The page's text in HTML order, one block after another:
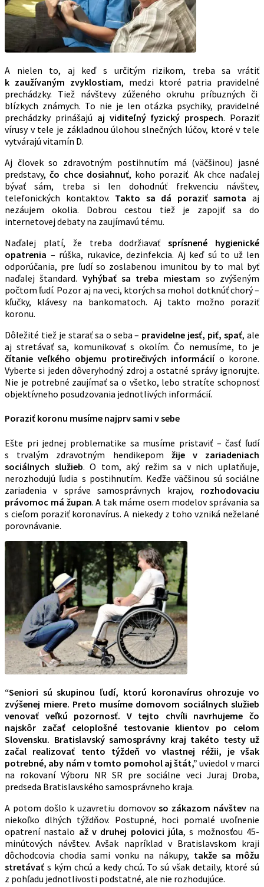
A nielen to, aj keď s určitým rizikom, treba sa vrátiť
k zaužívaným zvyklostiam, medzi ktoré patria pravidelné
prechádzky. Tiež návštevy zúženého okruhu príbuzných či
blízkych známych. To nie je len otázka psychiky, pravidelné
prechádzky prinášajú aj viditeľný fyzický prospech. Poraziť
vírusy v tele je základnou úlohou slnečných lúčov, ktoré v tele
vytvárajú vitamín D.
Aj človek so zdravotným postihnutím má (väčšinou) jasné
predstavy,čo chce dosiahnuť, koho poraziť. Ak chce naďalej
bývať sám, treba si len dohodnúť frekvenciu návštev,
telefonických kontaktov. Takto sa dá poraziť samota aj
nezáujem okolia. Dobrou cestou tiež je zapojiť sa do
internetovej debaty na zaujímavú tému.
Naďalej platí, že treba dodržiavaťsprísnené hygienické
opatrenia – rúška, rukavice, dezinfekcia. Aj keď sú to už len
odporúčania, pre ľudí so zoslabenou imunitou by to mal byť
naďalej štandard. Vyhýbať sa treba miestam so zvýšeným
počtom ľudí. Pozor aj na veci, ktorých sa mohol dotknúť chorý –
kľučky, klávesy na bankomatoch. Aj takto možno poraziť
koronu.
Dôležité tiež je starať sa o seba – pravidelne jesť, piť, spať, ale
aj stretávať sa, komunikovať s okolím. Čo nemusíme, to je
čítanie veľkého objemu protirečivých informáciío korone.
Vyberte si jeden dôveryhodný zdroj a ostatné správy ignorujte.
Nie je potrebné zaujímať sa o všetko, lebo stratíte schopnosť
objektívneho posudzovania jednotlivých informácií.
Poraziť koronu musíme najprv sami v sebe
Ešte pri jednej problematike sa musíme pristaviť – časť ľudí
s trvalým zdravotným hendikepom žije v zariadeniach
sociálnych služieb. O tom, aký režim sa v nich uplatňuje,
nerozhodujú ľudia s postihnutím. Keďže väčšinou sú sociálne
zariadenia v správe samosprávnych krajov, rozhodovaciu
právomoc má župan. A tak máme osem modelov správania sa
s cieľom poraziť koronavírus. A niekedy z toho vzniká neželané
porovnávanie.
“Seniori sú skupinou ľudí, ktorú koronavírus ohrozuje vo
zvýšenej miere. Preto musíme domovom sociálnych služieb
venovať veľkú pozornosť. V tejto chvíli navrhujeme čo
najskôr začať celoplošné testovanie klientov po celom
Slovensku. Bratislavský samosprávny kraj takéto testy už
začal realizovať tento týždeň vo vlastnej réžii, je však
potrebné, aby nám v tomto pomohol aj štát,” uviedol v marci
na rokovaní Výboru NR SR pre sociálne veci Juraj Droba,
predseda Bratislavského samosprávneho kraja.
A potom došlo k uzavretiu domovov so zákazom návštevna
niekoľko dlhých týždňov. Postupné, hoci pomalé uvoľnenie
opatrení nastalo až v druhej polovici júla, s možnosťou 45-
minútových návštev. Avšak napríklad v Bratislavskom kraji
dôchodcovia chodia sami vonku na nákupy, takže sa môžu
stretávať s kým chcú a kedy chcú. To sú však detaily, ktoré sú
z pohľadu jednotlivosti podstatné, ale nie rozhodujúce.